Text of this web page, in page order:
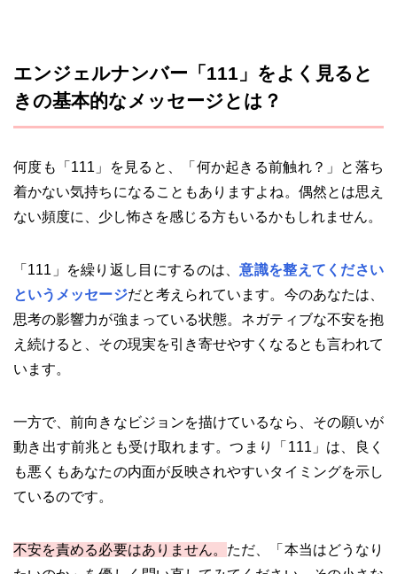
エンジェルナンバー「111」をよく見ると
きの基本的なメッセージとは？
何度も「111」を見ると、「何か起きる前触れ？」と落ち
着かない気持ちになることもありますよね。偶然とは思え
ない頻度に、少し怖さを感じる方もいるかもしれません。
「111」を繰り返し目にするのは、意識を整えてください
というメッセージだと考えられています。今のあなたは、
思考の影響力が強まっている状態。ネガティブな不安を抱
え続けると、その現実を引き寄せやすくなるとも言われて
います。
一方で、前向きなビジョンを描けているなら、その願いが
動き出す前兆とも受け取れます。つまり「111」は、良く
も悪くもあなたの内面が反映されやすいタイミングを示し
ているのです。
不安を責める必要はありません。 ただ、「本当はどうなり